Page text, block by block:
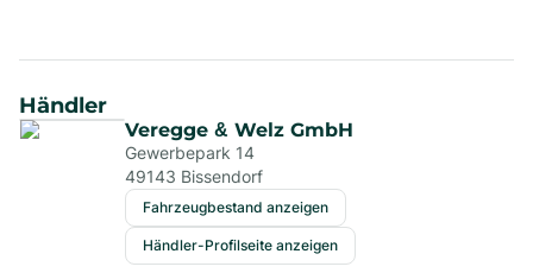
Händler
Veregge & Welz GmbH
Gewerbepark 14
49143 Bissendorf
Fahrzeugbestand anzeigen
Händler-Profilseite anzeigen